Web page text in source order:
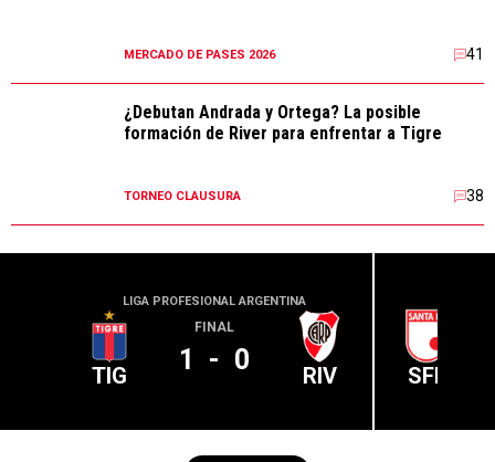
MERCADO DE PASES 2026 41
¿Debutan Andrada y Ortega? La posible
formación de River para enfrentar a Tigre
TORNEO CLAUSURA 38
LIGA PROFESIONAL ARGENTINA
TIG
FINAL
1 - 0 RIV SFE